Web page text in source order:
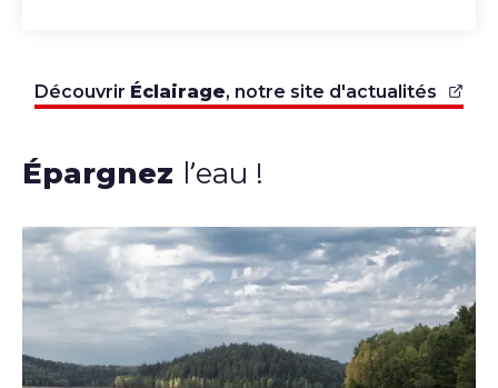
Découvrir Éclairage, notre site d'actualités
Épargnez l’eau !